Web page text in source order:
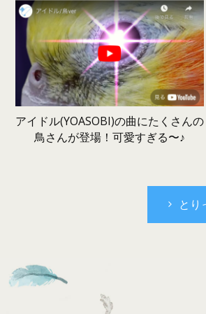
アイドル(YOASOBI)の曲にたくさんの
鳥さんが登場！可愛すぎる〜♪
とり